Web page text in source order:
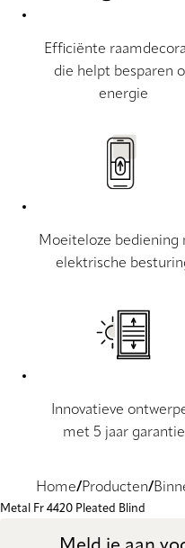
Efficiënte
die helpt besparen
energie
Moeiteloze bediening
elektrische
Innovatieve
met 5 jaar garantie
Home Producten
Metal Fr 4420 Pleated Blind